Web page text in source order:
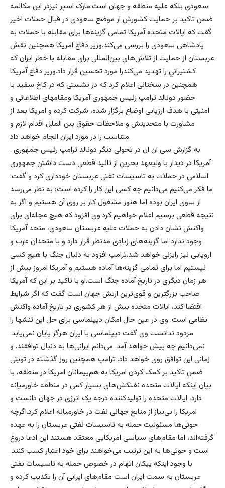
سعودی بلکه علیه منطقه و جهان است.مارک اسپر نیزدر این مکالمه
ضمن تاکید بر حمایت کشورش از موضع سعودی در قبال حملات اخیر
گفت که ایالات متحده آمریکا تمامی گزینه‌ها برای مقابله با حملات به
پادشاهی سعودی را بررسی می‌کند.وزیر دفاع امریکا همچنین نقش
عربستان از حمایت از تلاش‌های بین‌المللی برای مقابله با خطر ایران که
كشتيراني را تهدید می‌کندرا مورد تحسین قرار داد.وزیر دفاع آمریکا
همچنین در سخنانی اعلام کرد که در نشستی که در کاخ سفید با
حضور دونالد ترامپ رئیس جمهوری آمریکا ومقامهای اطلاعاتی و
امنیتی با هدف ارزیابی اوضاع برگزار شده، شرکت کرده و امریکا بعد از
مشاورت با متحدینش و ملاحظات حقوق بین الملل اقدام لازم و
متناسب را در مورد ایران انجام خواهد داد.
. به گزارش سی ان ان در تحولی دیگر دونالد ترامپ رئیس جمهوری
آمریکا در دیدار با ولیعهد بحرین از تائید قطعی دست داشتن جمهوری
اسلامی در حملات به تاسیسات نفتی عربستان خودداری کرد و گفت:
ما فکر می‌کنیم می‌دانیم چه کسی این کار را کرده است؛ به نظر می‌رسد
از سوی ایران بوده اما هنوز مشغول کار بر روی آن هستیم و اگر به
نتیجه قطعی برسیم اعلام خواهیم کرد.وی افزود که هیچ عجله‌ای برای
واکنش نشان دادن به حملات علیه عربستان سعودی، متحد آمریکا
وجود ندارد اما گزینه‌های زیادی مدنظر قرار دارد و با متحدان عرب و
اروپایی نیز رایزنی خواهد شد.ترامپ افزود به دنبال جنگ با هیچ کسی
نیستیم اما برای تمامی گزینه‌ها آماده هستیم و آمریکا امروز بیش از
هر زمان دیگری در تاریخ آماده جنگ است.او با تاکید بر این که آمریکا
صاحب بزرگترین و قوی‌ترین ارتش جهان است گفت که اگر شرایط
اقتضا کند، ایالات متحده بیش از هر کشوری در تاریخ آماده واکنش
نظامی است. وی در عین حال امکان دیپلماسی برای حل این تنشها را
مردود ندانست وی گفت دیپلماسی با ایران هرگز پایان نمی‌یابد.
نمی‌دانیم چه پیش خواهد آمد. می‌دانم ایرانی‌ها به دنبال توافقند. و
زمانی این توافق روی خواهد داد. ترامپ همچنین روز گذشته در تویتی
ضمن تاکید بر کمک کردن امریکا به هم‌پیمانان امریکا در منطقه، با
بیان اینکه ایالات متحده نفتکش‌های بسیار کمی در منطقه خاورمیانه
دارد، ایالات متحده را تولیدکننده درجه یک انرژی در جهان دانست و
امریکا را بی‌نیاز از منابع جهانی نفت در خاورمیانه اعلام کرد.اگرچه
حوثی‌ها مسئولیت حمله به تاسیسات نفتی عربستان را به عهده
گرفته‌اند، اما مقام‌های سیاسی امریکایی معتقد هستند این ادعا دروغ
است و حوثی‌ها به این ترتیب می‌خواهند برای خود اعتبار کسب کنند.
با وجود اینکه پیکان اتهام در خصوص حمله به تاسیسات نفتی
عربستان به سمت ایران است مقام‌های ایرانی آن را تکذیب کرده و